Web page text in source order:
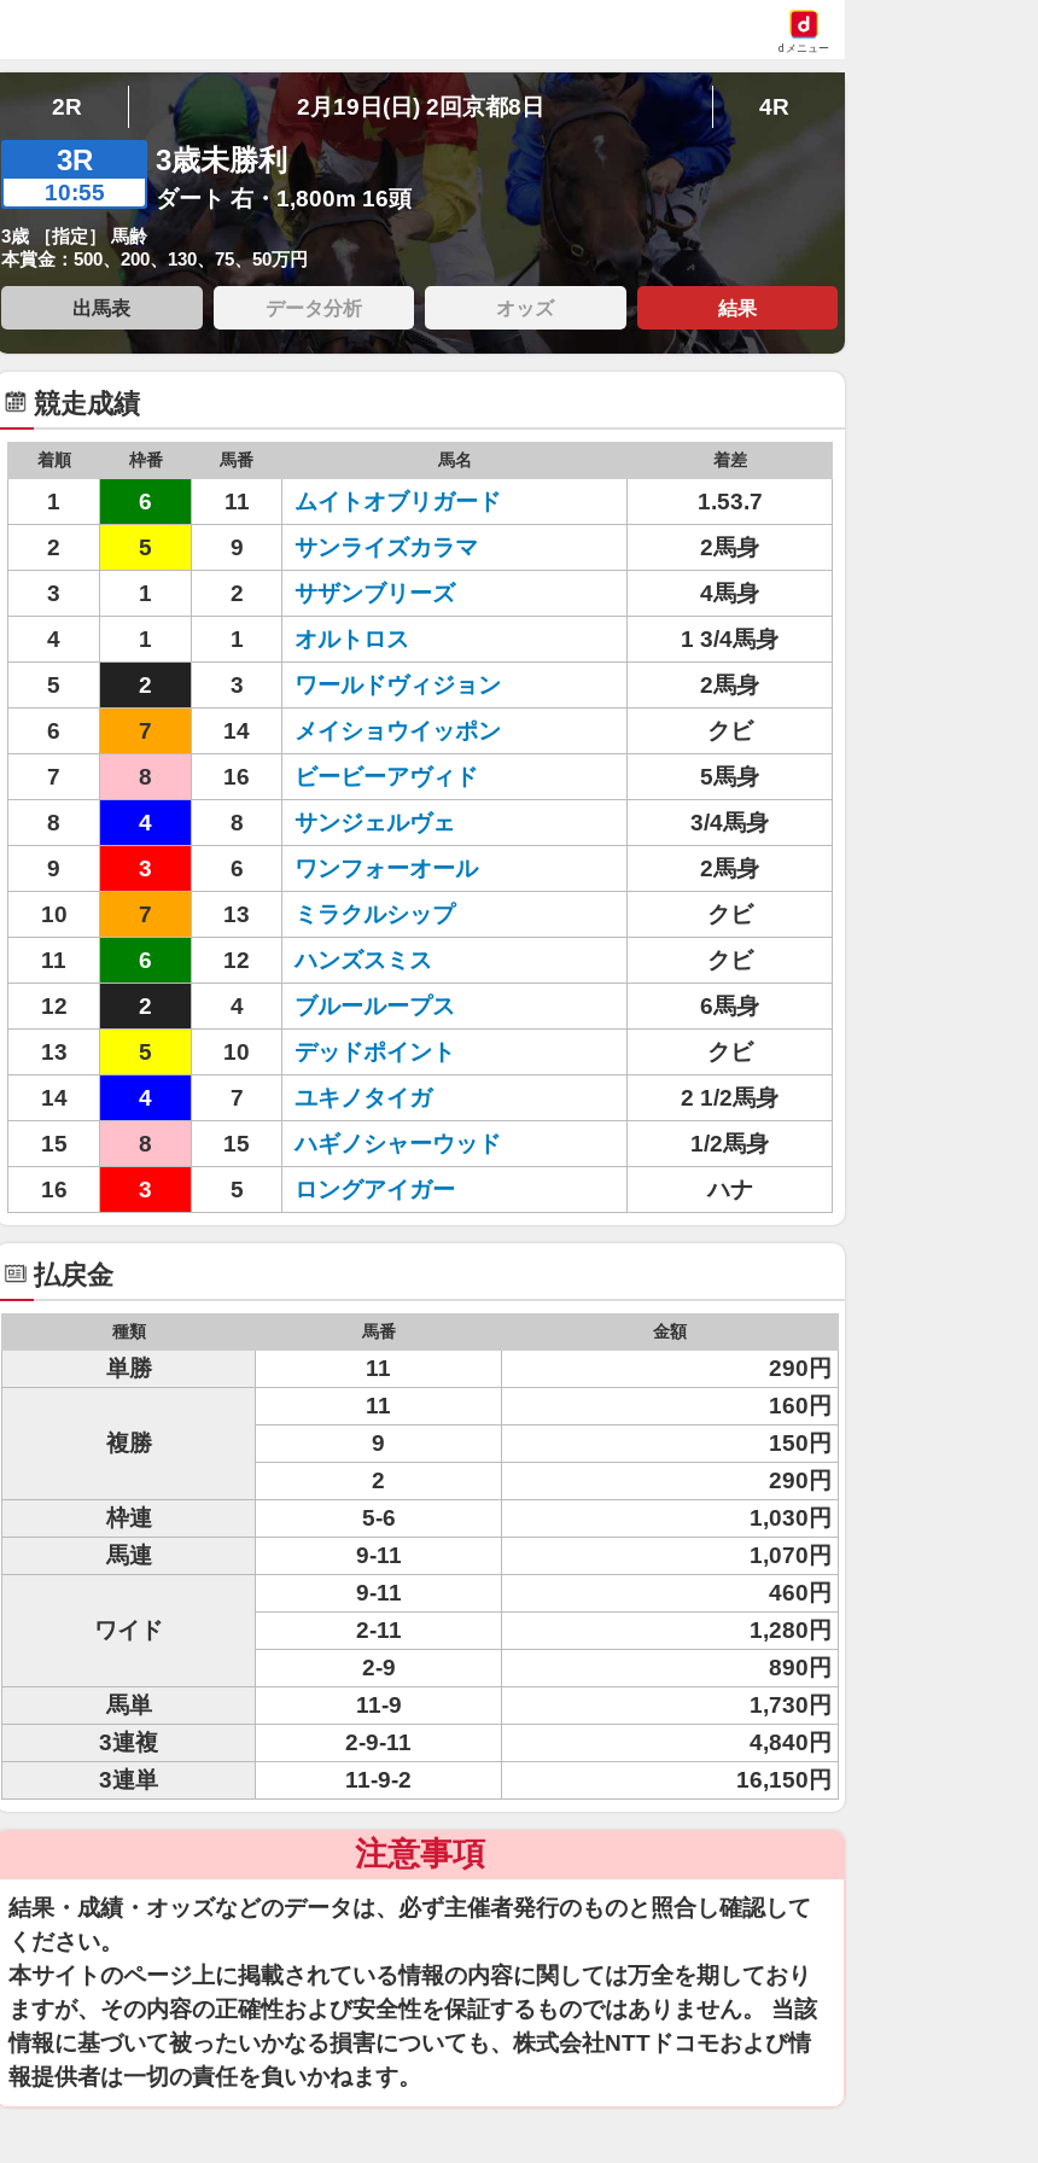
dメニュー
2R 2月19日(日) 2回京都8日 4R
3R
10:55
3歳未勝利
ダート 右・1,800m 16頭
3歳 ［指定］ 馬齢
本賞金：500、200、130、75、50万円
出馬表 データ分析 オッズ 結果
競走成績
着順 枠番 馬番 馬名 着差
1 6 11 ムイトオブリガード
1.53.7
2
5 9 サンライズカラマ
2馬身
3
1 2 サザンブリーズ
4馬身
4
1 1 オルトロス
1 3/4馬身
5
2 3 ワールドヴィジョン
2馬身
6
7 14 メイショウイッポン
クビ
7
8 16 ビービーアヴィド
5馬身
8
4 8 サンジェルヴェ
3/4馬身
9
3 6 ワンフォーオール
2馬身
10
7 13 ミラクルシップ
クビ
11
6 12 ハンズスミス
クビ
12
2 4 ブルーループス
6馬身
13
5 10 デッドポイント
クビ
14
4 7 ユキノタイガ
2 1/2馬身
15
8 15 ハギノシャーウッド
1/2馬身
16
3 5 ロングアイガー ハナ
払戻金
種類 馬番 金額
単勝 11 290円
複勝
11
160円
9
150円
2
290円
枠連
5-6
1,030円
馬連
9-11 1,070円
ワイド
9-11
460円
2-11
1,280円
2-9
890円
馬単
11-9
1,730円
3連複
2-9-11
4,840円
3連単
11-9-2 16,150円
注意事項
結果・成績・オッズなどのデータは、必ず主催者発行のものと照合し確認して
ください。
本サイトのページ上に掲載されている情報の内容に関しては万全を期しており
ますが、その内容の正確性および安全性を保証するものではありません。 当該
情報に基づいて被ったいかなる損害についても、株式会社NTTドコモおよび情
報提供者は一切の責任を負いかねます。